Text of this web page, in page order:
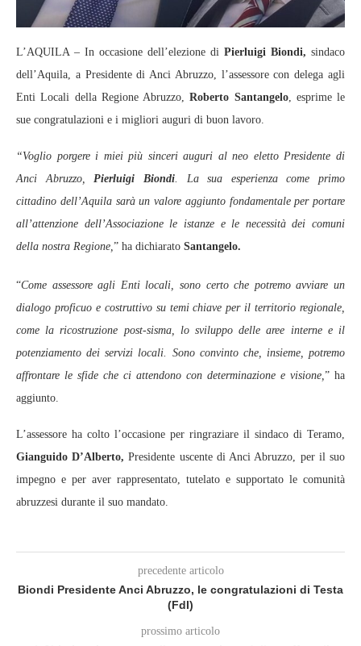
L’AQUILA – In occasione dell’elezione di Pierluigi Biondi, sindaco
dell’Aquila, a Presidente di Anci Abruzzo, l’assessore con delega agli
Enti Locali della Regione Abruzzo,Roberto Santangelo, esprime le
sue congratulazioni e i migliori auguri di buon lavoro.
“Voglio porgere i miei più sinceri auguri al neo eletto Presidente di
Anci Abruzzo, Pierluigi Biondi. La sua esperienza come primo
cittadino dell’Aquila sarà un valore aggiunto fondamentale per portare
all’attenzione dell’Associazione le istanze e le necessità dei comuni
della nostra Regione, ” ha dichiarato Santangelo.
“Come assessore agli Enti locali, sono certo che potremo avviare un
dialogo proficuo e costruttivo su temi chiave per il territorio regionale,
come la ricostruzione post-sisma, lo sviluppo delle aree interne e il
potenziamento dei servizi locali. Sono convinto che, insieme, potremo
affrontare le sfide che ci attendono con determinazione e visione, ” ha
aggiunto.
L’assessore ha colto l’occasione per ringraziare il sindaco di Teramo,
Gianguido D’Alberto, Presidente uscente di Anci Abruzzo, per il suo
impegno e per aver rappresentato, tutelato e supportato le comunità
abruzzesi durante il suo mandato.
precedente articolo
Biondi Presidente Anci Abruzzo, le congratulazioni di Testa
(FdI)
prossimo articolo